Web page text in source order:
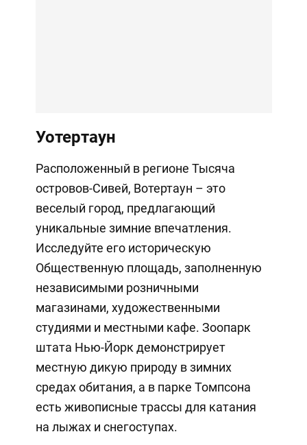
Уотертаун
Расположенный в регионе Тысяча
островов-Сивей, Вотертаун – это
веселый город, предлагающий
уникальные зимние впечатления.
Исследуйте его историческую
Общественную площадь, заполненную
независимыми розничными
магазинами, художественными
студиями и местными кафе. Зоопарк
штата Нью-Йорк демонстрирует
местную дикую природу в зимних
средах обитания, а в парке Томпсона
есть живописные трассы для катания
на лыжах и снегоступах.